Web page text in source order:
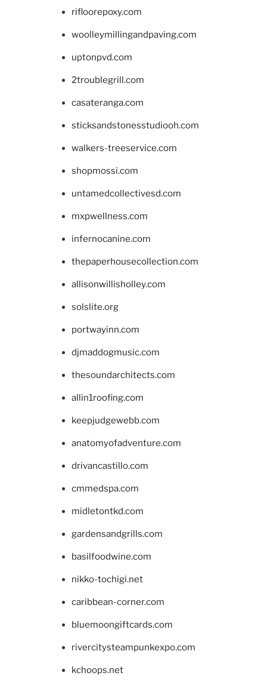
rifloorepoxy.com
woolleymillingandpaving.com
uptonpvd.com
2troublegrill.com
casateranga.com
sticksandstonesstudiooh.com
walkers-treeservice.com
shopmossi.com
untamedcollectivesd.com
mxpwellness.com
infernocanine.com
thepaperhousecollection.com
allisonwillisholley.com
solslite.org
portwayinn.com
djmaddogmusic.com
thesoundarchitects.com
allin1roofing.com
keepjudgewebb.com
anatomyofadventure.com
drivancastillo.com
cmmedspa.com
midletontkd.com
gardensandgrills.com
basilfoodwine.com
nikko-tochigi.net
caribbean-corner.com
bluemoongiftcards.com
rivercitysteampunkexpo.com
kchoops.net